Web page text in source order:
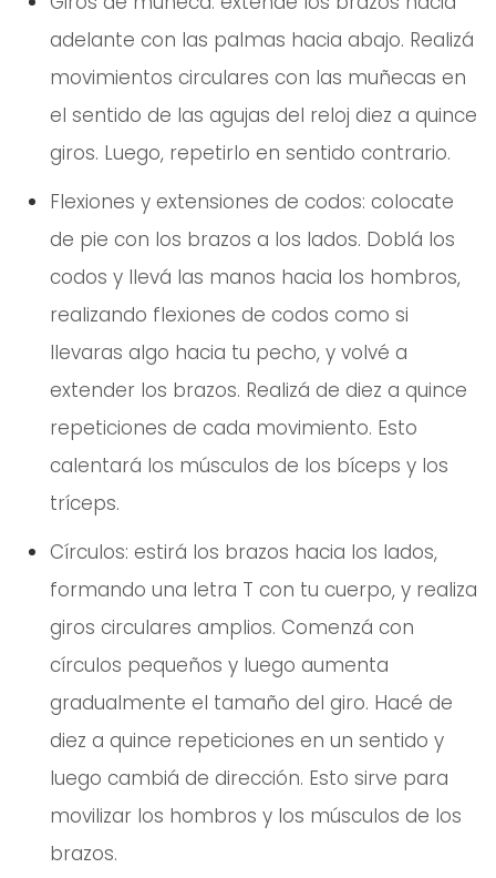
adelante con las palmas hacia abajo. Realizá
movimientos circulares con las muñecas en
el sentido de las agujas del reloj diez a quince
giros. Luego, repetirlo en sentido contrario.
Flexiones y extensiones de codos: colocate
de pie con los brazos a los lados. Doblá los
codos y llevá las manos hacia los hombros,
realizando flexiones de codos como si
llevaras algo hacia tu pecho, y volvé a
extender los brazos. Realizá de diez a quince
repeticiones de cada movimiento. Esto
calentará los músculos de los bíceps y los
tríceps.
Círculos: estirá los brazos hacia los lados,
formando una letra T con tu cuerpo, y realiza
giros circulares amplios. Comenzá con
círculos pequeños y luego aumenta
gradualmente el tamaño del giro. Hacé de
diez a quince repeticiones en un sentido y
luego cambiá de dirección. Esto sirve para
movilizar los hombros y los músculos de los
brazos.